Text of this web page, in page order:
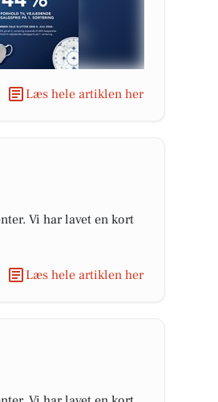
Læs hele artiklen her
Vi har lavet en kort
Læs hele artiklen her